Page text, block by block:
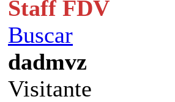
Staff FDV
Buscar
dadmvz
Visitante